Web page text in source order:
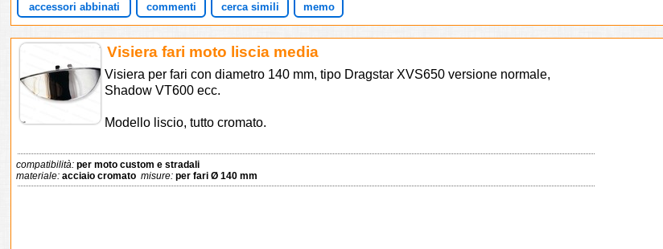
accessori abbinati commenti cerca simili memo
Visiera fari moto liscia media
Visiera per fari con diametro 140 mm, tipo Dragstar XVS650 versione normale,
Shadow VT600 ecc.
Modello liscio, tutto cromato.
compatibilità:per moto custom e stradali
materiale:acciaio cromato misure:per fari Ø 140 mm